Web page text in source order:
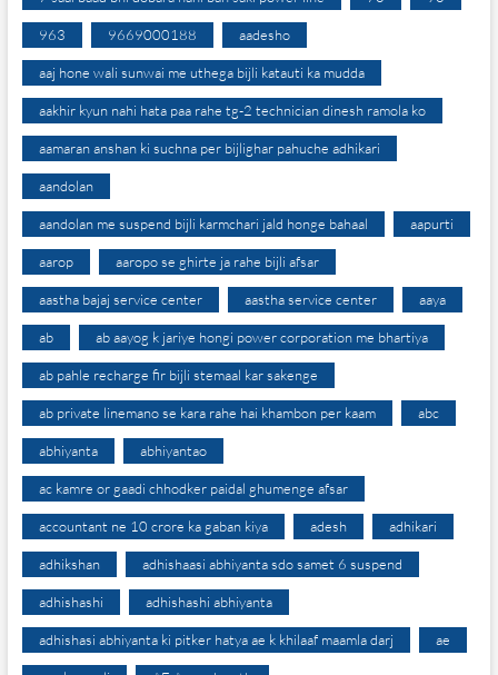
963 9669000188 aadesho
aaj hone wali sunwai me uthega bijli katauti ka mudda
aakhir kyun nahi hata paa rahe tg-2 technician dinesh ramola ko
aamaran anshan ki suchna per bijlighar pahuche adhikari
aandolan
aandolan me suspend bijli karmchari jald honge bahaal aapurti
aarop aaropo se ghirte ja rahe bijli afsar
aastha bajaj service center aastha service center aaya
ab ab aayog k jariye hongi power corporation me bhartiya
ab pahle recharge fir bijli stemaal kar sakenge
ab private linemano se kara rahe hai khambon per kaam abc
abhiyanta abhiyantao
ac kamre or gaadi chhodker paidal ghumenge afsar
accountant ne 10 crore ka gaban kiya adesh adhikari
adhikshan adhishaasi abhiyanta sdo samet 6 suspend
adhishashi adhishashi abhiyanta
adhishasi abhiyanta ki pitker hatya ae k khilaaf maamla darj ae